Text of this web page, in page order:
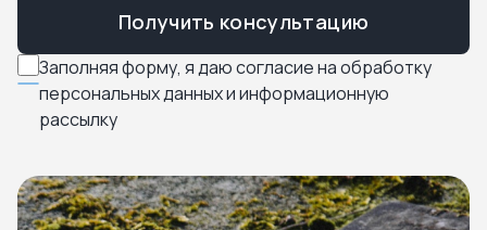
Заполняя форму, я даю согласие на обработку
персональных данных и информационную
рассылку
Получить консультацию